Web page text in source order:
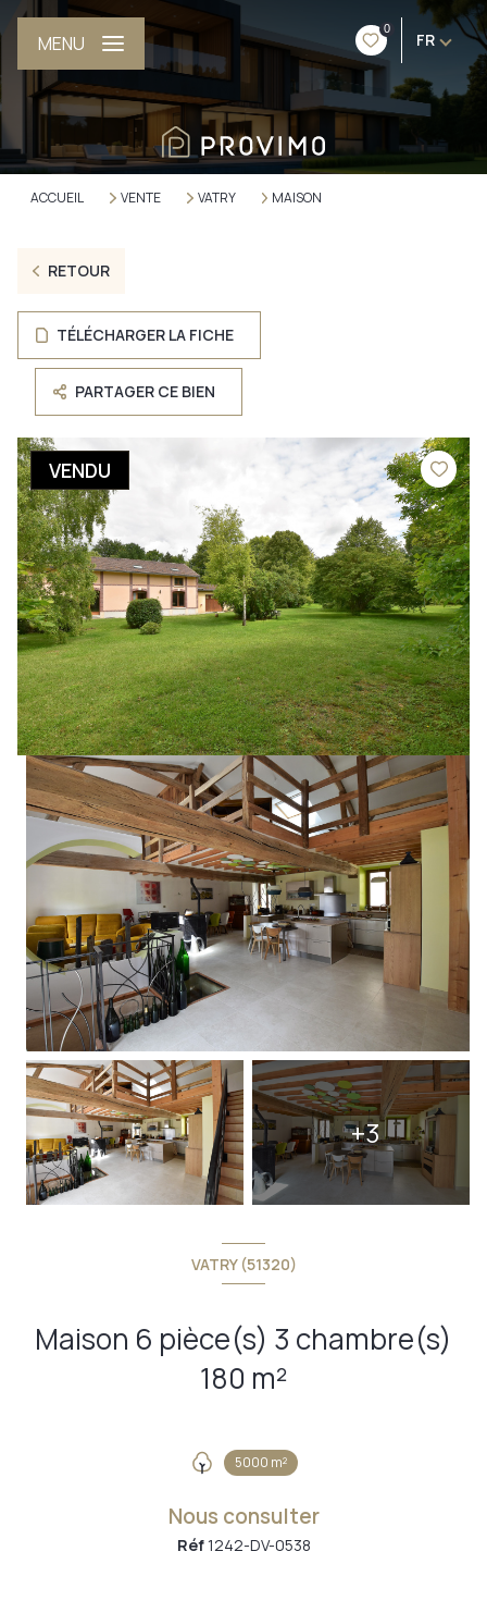
0
FR
MENU
ACCUEIL VENTE VATRY MAISON
RETOUR
TÉLÉCHARGER LA FICHE
PARTAGER CE BIEN
VENDU
+3
VATRY (51320)
Maison 6 pièce(s) 3 chambre(s)
180 m²
5000 m²
Nous consulter
Réf1242-DV-0538